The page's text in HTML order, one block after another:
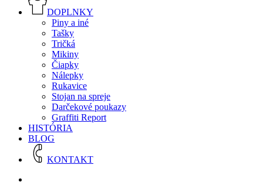
DOPLNKY
Piny a iné
Tašky
Tričká
Mikiny
Čiapky
Nálepky
Rukavice
Stojan na spreje
Darčekové poukazy
Graffiti Report
HISTÓRIA
BLOG
KONTAKT